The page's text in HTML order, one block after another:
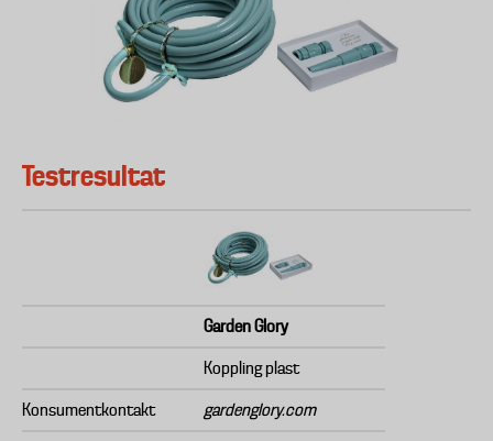
Testresultat
Garden Glory
Koppling plast
Konsumentkontakt gardenglory.com